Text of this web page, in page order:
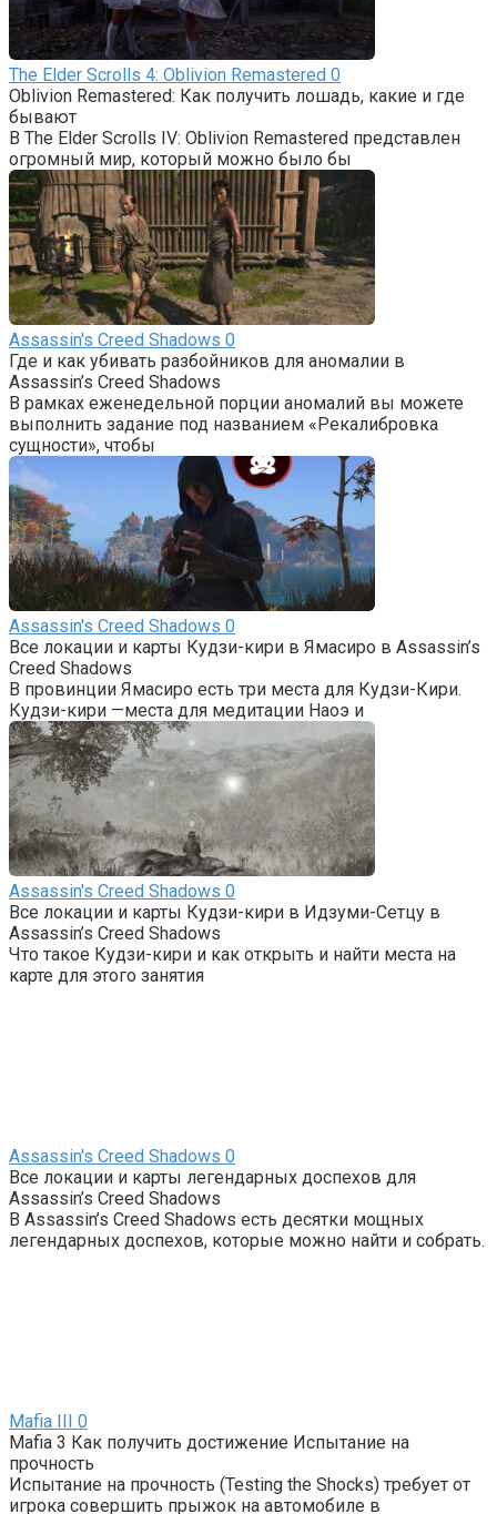
The Elder Scrolls 4: Oblivion Remastered 0
Oblivion Remastered: Как получить лошадь, какие и где
бывают
В The Elder Scrolls IV: Oblivion Remastered представлен
огромный мир, который можно было бы
Assassin's Creed Shadows 0
Где и как убивать разбойников для аномалии в
Assassin’s Creed Shadows
В рамках еженедельной порции аномалий вы можете
выполнить задание под названием «Рекалибровка
сущности», чтобы
Assassin's Creed Shadows 0
Все локации и карты Кудзи-кири в Ямасиро в Assassin’s
Creed Shadows
В провинции Ямасиро есть три места для Кудзи-Кири.
Кудзи-кири —места для медитации Наоэ и
Assassin's Creed Shadows 0
Все локации и карты Кудзи-кири в Идзуми-Сетцу в
Assassin’s Creed Shadows
Что такое Кудзи-кири и как открыть и найти места на
карте для этого занятия
Assassin's Creed Shadows 0
Все локации и карты легендарных доспехов для
Assassin’s Creed Shadows
В Assassin’s Creed Shadows есть десятки мощных
легендарных доспехов, которые можно найти и собрать.
Mafia III 0
Mafia 3 Как получить достижение Испытание на
прочность
Испытание на прочность (Testing the Shocks) требует от
игрока совершить прыжок на автомобиле в